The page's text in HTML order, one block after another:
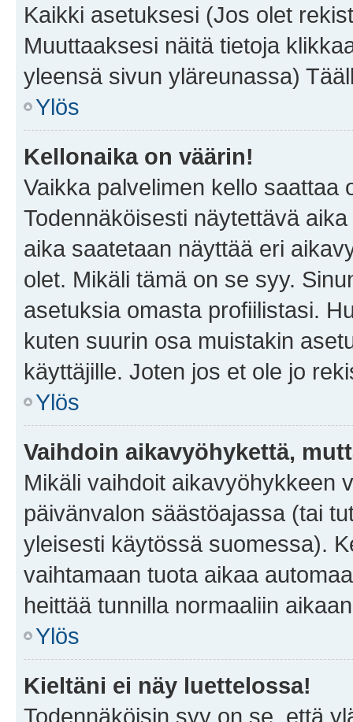
Kaikki asetuksesi (Jos olet
Muuttaaksesi näitä tietoja
yleensä sivun yläreunassa)
Ylös
Kellonaika on väärin!
Vaikka palvelimen kello saattaa
Todennäköisesti näytettävä
aika saatetaan näyttää eri
olet. Mikäli tämä on se syy.
asetuksia omasta profiilistasi.
kuten suurin osa muistakin
käyttäjille. Joten jos et ole jo
Ylös
Vaihdoin aikavyöhykettä,
Mikäli vaihdoit aikavyöhykkeen
päivänvalon säästöajassa (tai
yleisesti käytössä suomessa).
vaihtamaan tuota aikaa
heittää tunnilla normaaliin
Ylös
Kieltäni ei näy luettelossa!
Todennäköisin syy on se, että